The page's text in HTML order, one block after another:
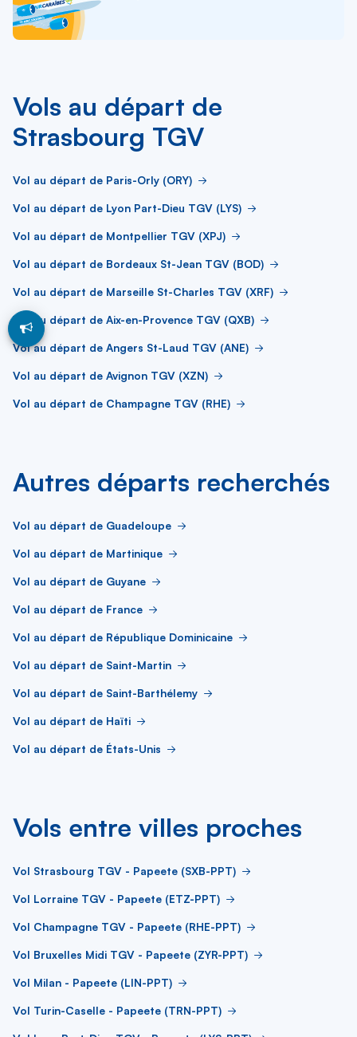
Vols au départ de
Strasbourg TGV
Vol au départ de Paris-Orly (ORY)
Vol au départ de Lyon Part-Dieu TGV (LYS)
Vol au départ de Montpellier TGV (XPJ)
Vol au départ de Bordeaux St-Jean TGV (BOD)
Vol au départ de Marseille St-Charles TGV (XRF)
Vol au départ de Aix-en-Provence TGV (QXB)
Vol au départ de Angers St-Laud TGV (ANE)
Vol au départ de Avignon TGV (XZN)
Vol au départ de Champagne TGV (RHE)
Autres départs recherchés
Vol au départ de Guadeloupe
Vol au départ de Martinique
Vol au départ de Guyane
Vol au départ de France
Vol au départ de République Dominicaine
Vol au départ de Saint-Martin
Vol au départ de Saint-Barthélemy
Vol au départ de Haïti
Vol au départ de États-Unis
Vols entre villes proches
Vol Strasbourg TGV - Papeete (SXB-PPT)
Vol Lorraine TGV - Papeete (ETZ-PPT)
Vol Champagne TGV - Papeete (RHE-PPT)
Vol Bruxelles Midi TGV - Papeete (ZYR-PPT)
Vol Milan - Papeete (LIN-PPT)
Vol Turin-Caselle - Papeete (TRN-PPT)